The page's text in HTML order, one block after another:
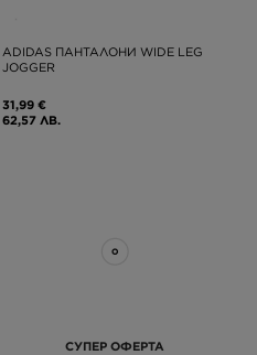
ADIDAS ПАНТАЛОНИ WIDE LEG
JOGGER
31,99 €
62,57 ЛВ.
СУПЕР ОФЕРТА